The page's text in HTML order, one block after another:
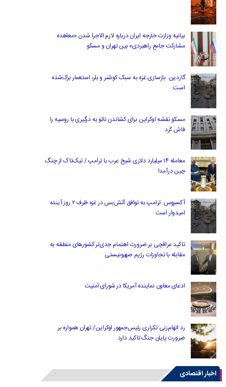
بیانیه وزارت خارجه ایران درباره لازم‌ الاجرا شدن «معاهده
مشارکت جامع راهبردی» بین تهران و مسکو
گاردین: بازسازی غزه به سبک کوشنر و بلر، استعمار بزک‌شده
است
مسکو نقشه اوکراین برای کشاندن ناتو به درگیری با روسیه را
فاش کرد
معامله ۱۴ میلیارد دلاری شیخ عرب با ترامپ / تیک‌تاک از چنگ
چین درآمد!
آکسیوس: ترامپ به توافق آتش‌بس در غزه ظرف ۲ روز آینده
امیدوار است
تاکید عراقچی بر ضرورت اهتمام جدی‌تر کشورهای منطقه به
مقابله با تجاوزات رژیم صهیونیستی
ادعای معاون نماینده آمریکا در شورای امنیت
رد اتهام‌زنی تکراری رئیس‌جمهور اوکراین/ تهران همواره بر
ضرورت پایان جنگ تاکید دارد
اخبار اقتصادی